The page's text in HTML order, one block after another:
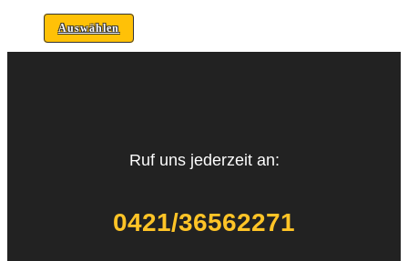
Auswählen
Ruf uns jederzeit an:
0421/36562271